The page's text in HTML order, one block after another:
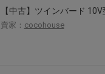
【中古】ツインバード
賣家： cocohouse